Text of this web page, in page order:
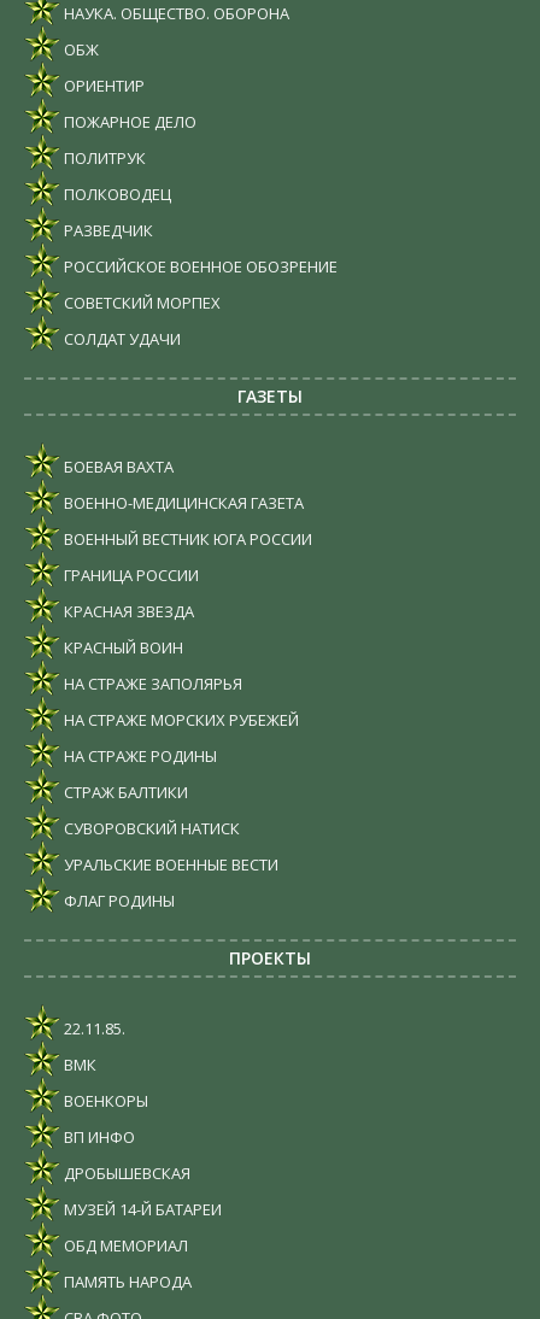
НАУКА. ОБЩЕСТВО. ОБОРОНА
ОБЖ
ОРИЕНТИР
ПОЖАРНОЕ ДЕЛО
ПОЛИТРУК
ПОЛКОВОДЕЦ
РАЗВЕДЧИК
РОССИЙСКОЕ ВОЕННОЕ ОБОЗРЕНИЕ
СОВЕТСКИЙ МОРПЕХ
СОЛДАТ УДАЧИ
ГАЗЕТЫ
БОЕВАЯ ВАХТА
ВОЕННО-МЕДИЦИНСКАЯ ГАЗЕТА
ВОЕННЫЙ ВЕСТНИК ЮГА РОССИИ
ГРАНИЦА РОССИИ
КРАСНАЯ ЗВЕЗДА
КРАСНЫЙ ВОИН
НА СТРАЖЕ ЗАПОЛЯРЬЯ
НА СТРАЖЕ МОРСКИХ РУБЕЖЕЙ
НА СТРАЖЕ РОДИНЫ
СТРАЖ БАЛТИКИ
СУВОРОВСКИЙ НАТИСК
УРАЛЬСКИЕ ВОЕННЫЕ ВЕСТИ
ФЛАГ РОДИНЫ
ПРОЕКТЫ
22.11.85.
ВМК
ВОЕНКОРЫ
ВП ИНФО
ДРОБЫШЕВСКАЯ
МУЗЕЙ 14-Й БАТАРЕИ
ОБД МЕМОРИАЛ
ПАМЯТЬ НАРОДА